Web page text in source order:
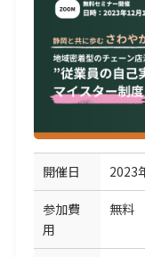
開催日 2023
参加費
用
無料